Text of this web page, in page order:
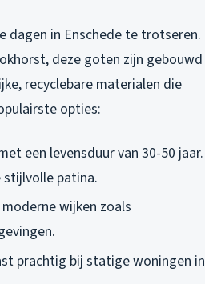
dagen in Enschede te trotseren.
deze goten zijn gebouwd
recyclebare materialen die
opties:
een levensduur van 30-50 jaar.
stijlvolle patina.
wijken zoals
prachtig bij statige woningen in